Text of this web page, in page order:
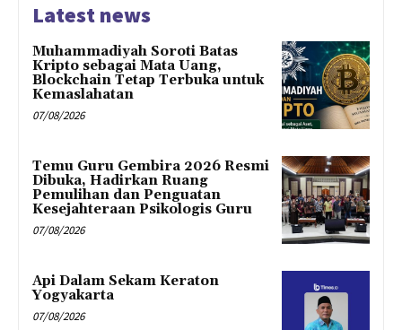
Latest news
Muhammadiyah Soroti Batas
Kripto sebagai Mata Uang,
Blockchain Tetap Terbuka untuk
Kemaslahatan
07/08/2026
Temu Guru Gembira 2026 Resmi
Dibuka, Hadirkan Ruang
Pemulihan dan Penguatan
Kesejahteraan Psikologis Guru
07/08/2026
Api Dalam Sekam Keraton
Yogyakarta
07/08/2026